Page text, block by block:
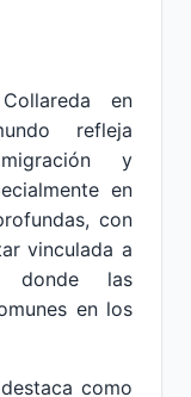
en
refleja
y
en
con
vinculada a
donde las
en los
como